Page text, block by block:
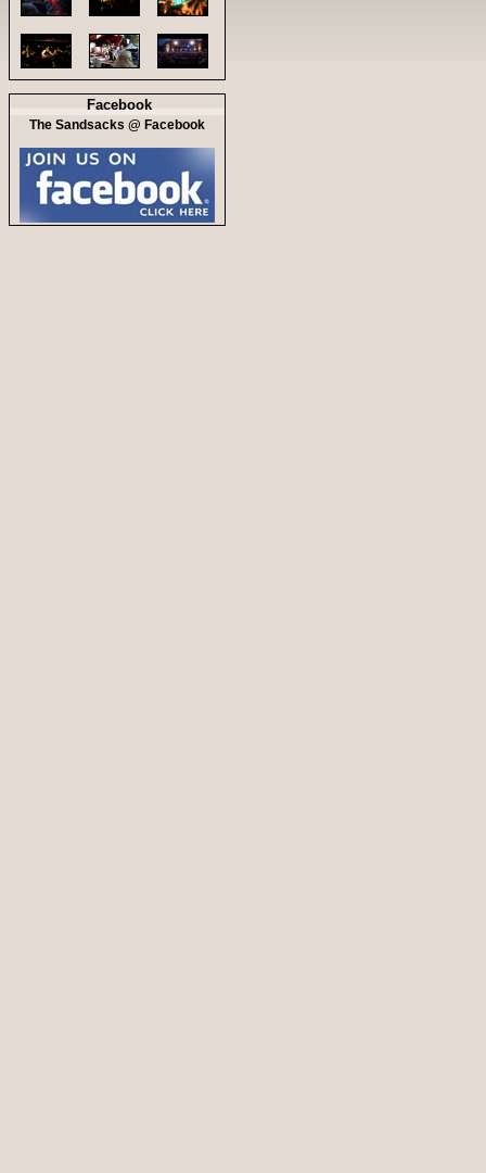
Facebook
The Sandsacks @ Facebook